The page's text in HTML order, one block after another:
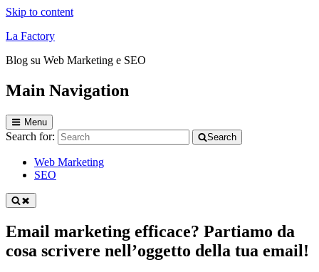
Skip to content
La Factory
Blog su Web Marketing e SEO
Main Navigation
Menu
Search for: Search
Web Marketing
SEO
Email marketing efficace? Partiamo da
cosa scrivere nell’oggetto della tua email!